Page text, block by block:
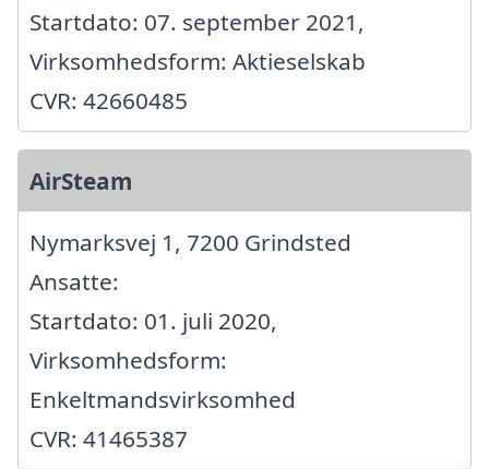
Startdato: 07. september 2021,
Virksomhedsform: Aktieselskab
CVR: 42660485
AirSteam
Nymarksvej 1, 7200 Grindsted
Ansatte:
Startdato: 01. juli 2020,
Virksomhedsform:
Enkeltmandsvirksomhed
CVR: 41465387